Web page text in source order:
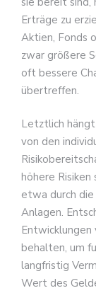
Erträge zu
Aktien, Fonds
zwar größere
oft bessere
übertreffen.
Letztlich
von den
höhere
etwa durch
Anlagen.
Entwicklungen
behalten, um
langfristig
Wert des